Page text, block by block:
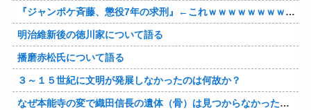
『ジャンポケ斉藤、懲役7年の求刑』←これｗｗｗｗｗｗｗｗｗｗｗｗｗｗｗｗｗｗ
明治維新後の徳川家について語る
播磨赤松氏について語る
３～１５世紀に文明が発展しなかったのは何故か？
なぜ本能寺の変で織田信長の遺体（骨）は見つからなかったのか